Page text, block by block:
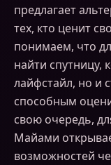
предлагает
тех, кто ценит
понимаем, что
найти спутницу,
лайфстайл, но и
способным
свою очередь,
Майами
возможностей